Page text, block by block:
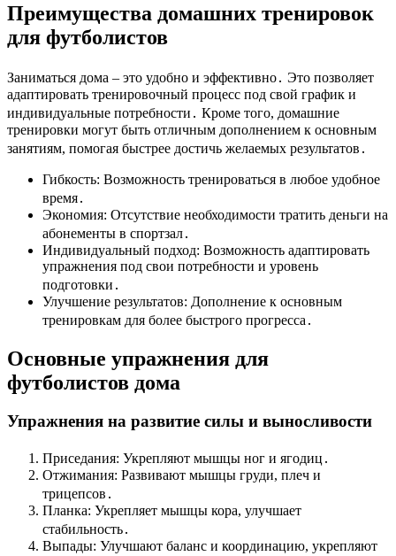
Преимущества домашних тренировок
для футболистов
Заниматься дома – это удобно и эффективно․ Это позволяет
адаптировать тренировочный процесс под свой график и
индивидуальные потребности․ Кроме того, домашние
тренировки могут быть отличным дополнением к основным
занятиям, помогая быстрее достичь желаемых результатов․
Гибкость: Возможность тренироваться в любое удобное
время․
Экономия: Отсутствие необходимости тратить деньги на
абонементы в спортзал․
Индивидуальный подход: Возможность адаптировать
упражнения под свои потребности и уровень
подготовки․
Улучшение результатов: Дополнение к основным
тренировкам для более быстрого прогресса․
Основные упражнения для
футболистов дома
Упражнения на развитие силы и выносливости
Приседания: Укрепляют мышцы ног и ягодиц․
Отжимания: Развивают мышцы груди, плеч и
трицепсов․
Планка: Укрепляет мышцы кора, улучшает
стабильность․
Выпады: Улучшают баланс и координацию, укрепляют